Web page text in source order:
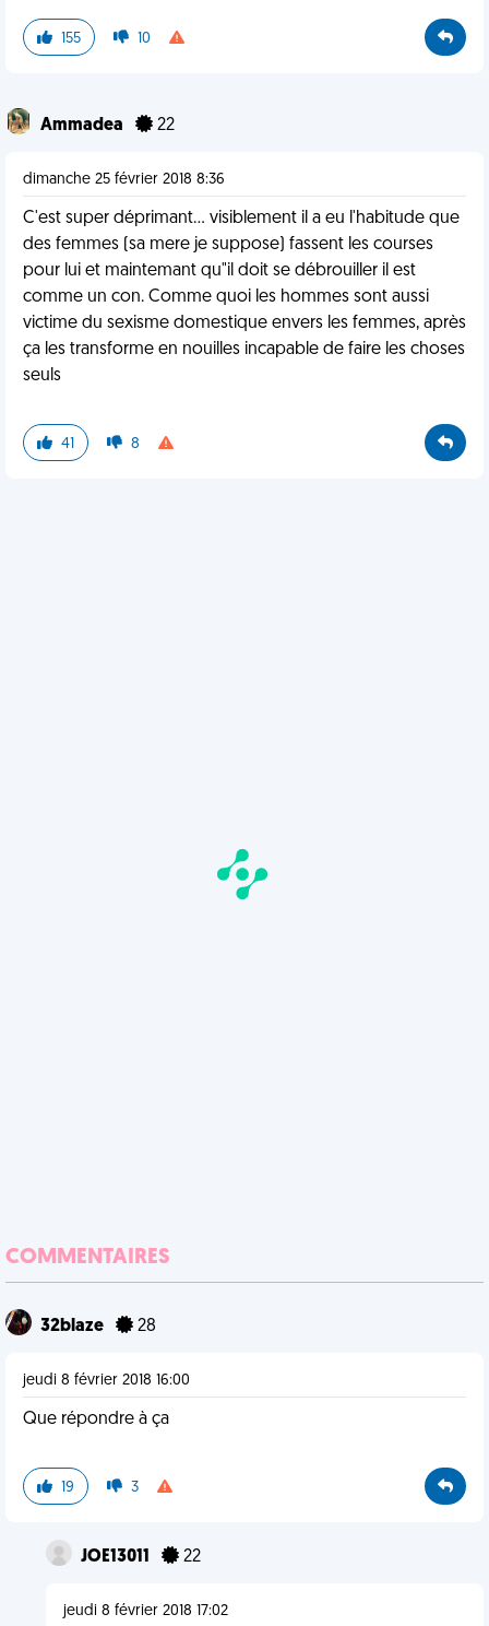
155 10
Ammadea 22
dimanche 25 février 2018 8:36
C'est super déprimant... visiblement il a eu l'habitude que
des femmes (sa mere je suppose) fassent les courses
pour lui et maintemant qu"il doit se débrouiller il est
comme un con. Comme quoi les hommes sont aussi
victime du sexisme domestique envers les femmes, après
ça les transforme en nouilles incapable de faire les choses
seuls
41 8
COMMENTAIRES
32blaze 28
jeudi 8 février 2018 16:00
Que répondre à ça
19 3
JOE13011 22
jeudi 8 février 2018 17:02